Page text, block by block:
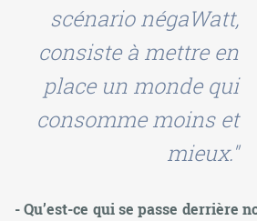
scénario négaWatt,
consiste à mettre en
place un monde qui
consomme moins et
mieux."
- Qu’est-ce qui se passe derrière